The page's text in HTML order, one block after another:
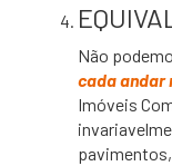
Não
cada andar
Imóveis